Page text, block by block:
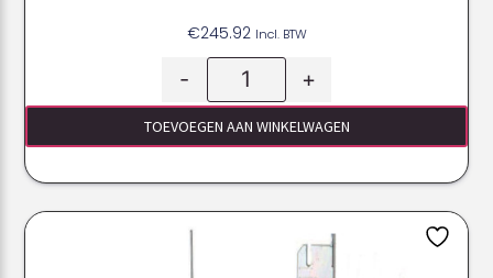
€245.92 Incl. BTW
- +
TOEVOEGEN AAN WINKELWAGEN